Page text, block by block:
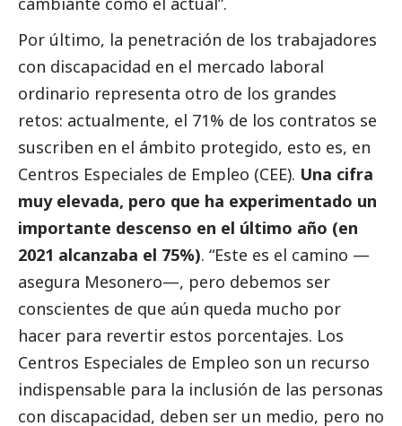
Por último, la penetración de los trabajadores
con discapacidad en el mercado laboral
ordinario representa otro de los grandes
retos: actualmente, el 71% de los contratos se
suscriben en el ámbito protegido, esto es, en
Centros Especiales de Empleo (CEE). Una cifra
muy elevada, pero que ha experimentado un
importante descenso en el último año (en
2021 alcanzaba el 75%). “Este es el camino —
asegura Mesonero—, pero debemos ser
conscientes de que aún queda mucho por
hacer para revertir estos porcentajes. Los
Centros Especiales de Empleo son un recurso
indispensable para la inclusión de las personas
con discapacidad, deben ser un medio, pero no